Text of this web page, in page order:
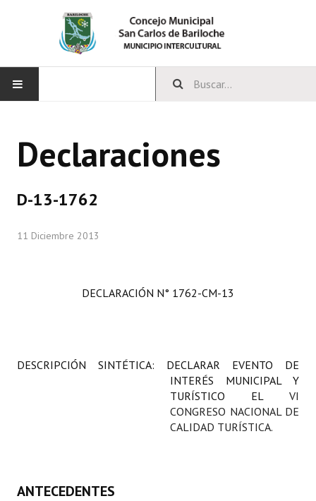
CONCEJO
LEGISLACIÓN
Declaraciones
D-13-1762
11 Diciembre 2013
DECLARACIÓN N° 1762-CM-13
DESCRIPCIÓN SINTÉTICA: DECLARAR EVENTO DE
INTERÉS MUNICIPAL Y
TURÍSTICO EL VI
CONGRESO NACIONAL DE
CALIDAD TURÍSTICA.
ANTECEDENTES